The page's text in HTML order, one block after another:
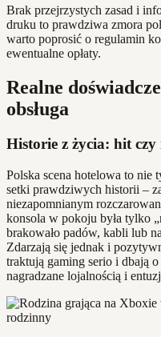
Brak przejrzystych zasad i
druku to prawdziwa zmora
warto poprosić o regulamin
ewentualne opłaty.
Realne
obsługa
Historie z życia: hit czy
Polska scena hotelowa to
setki prawdziwych historii –
niezapomnianym
konsola w pokoju była tylko
brakowało padów, kabli lub
Zdarzają się jednak i
traktują gaming serio i dbają
nagradzane lojalnością i